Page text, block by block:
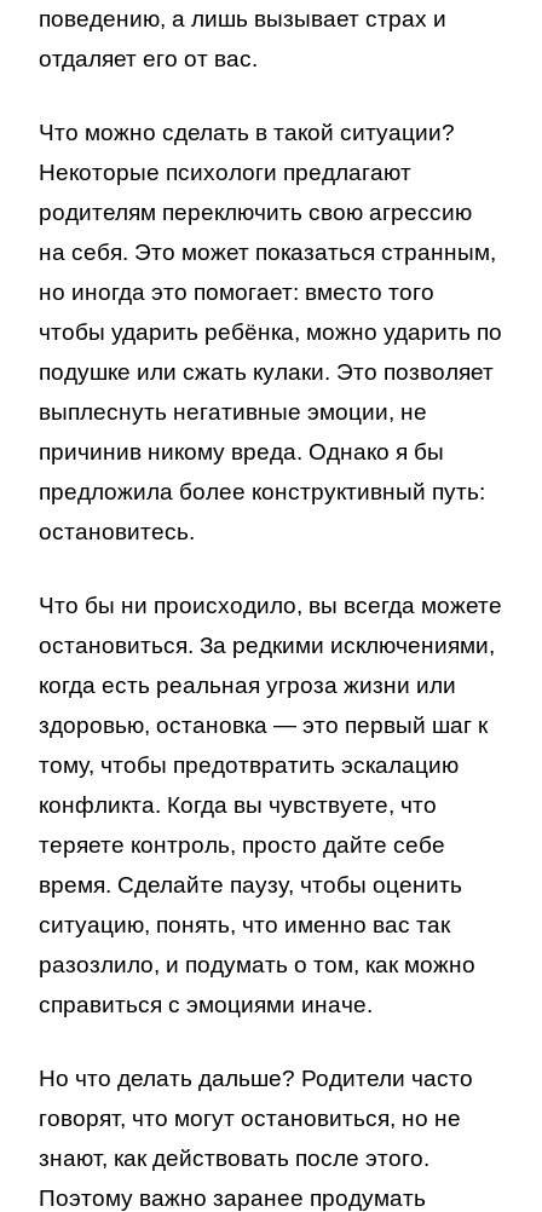
поведению, а лишь вызывает страх и
отдаляет его от вас.
Что можно сделать в такой ситуации?
Некоторые психологи предлагают
родителям переключить свою агрессию
на себя. Это может показаться странным,
но иногда это помогает: вместо того
чтобы ударить ребёнка, можно ударить по
подушке или сжать кулаки. Это позволяет
выплеснуть негативные эмоции, не
причинив никому вреда. Однако я бы
предложила более конструктивный путь:
остановитесь.
Что бы ни происходило, вы всегда можете
остановиться. За редкими исключениями,
когда есть реальная угроза жизни или
здоровью, остановка — это первый шаг к
тому, чтобы предотвратить эскалацию
конфликта. Когда вы чувствуете, что
теряете контроль, просто дайте себе
время. Сделайте паузу, чтобы оценить
ситуацию, понять, что именно вас так
разозлило, и подумать о том, как можно
справиться с эмоциями иначе.
Но что делать дальше? Родители часто
говорят, что могут остановиться, но не
знают, как действовать после этого.
Поэтому важно заранее продумать